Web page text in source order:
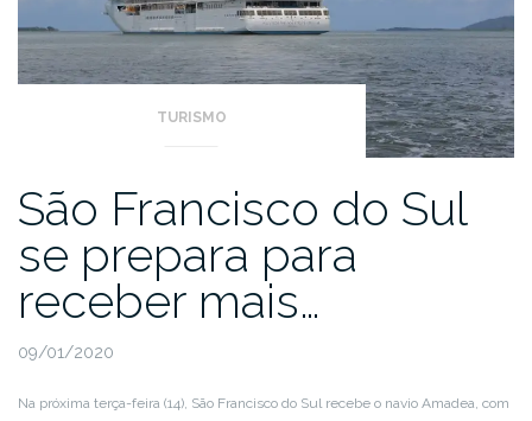
TURISMO
São Francisco do Sul
se prepara para
receber mais…
09/01/2020
Na próxima terça-feira (14), São Francisco do Sul recebe o navio Amadea, com